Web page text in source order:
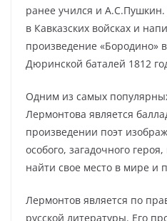
ранее учился и
в Кавказских войсках и
произведение «Бородино»
Дюринской баталей 1812
Одним из самых
Лермонтова является
произведении поэт
особого, загадочного
найти свое место в мире и
Лермонтов является по
русской литературы. Его